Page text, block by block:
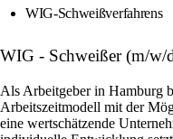
WIG-Schweißverfahrens
WIG - Schweißer (m/w/
Als Arbeitgeber in Hamburg
Arbeitszeitmodell mit der
eine wertschätzende